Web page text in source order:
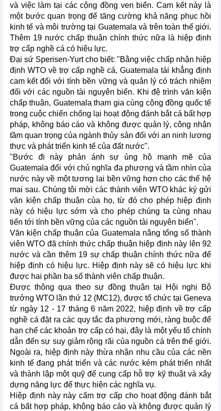
và việc làm tại các cộng đồng ven biển. Cam kết này là
một bước quan trọng để tăng cường khả năng phục hồi
kinh tế và môi trường tại Guatemala và trên toàn thế giới.
Thêm 19 nước chấp thuận chính thức nữa là hiệp định
trợ cấp nghề cá có hiệu lực.
Đại sứ Sperisen-Yurt cho biết: "Bằng việc chấp nhận hiệp
định WTO về trợ cấp nghề cá, Guatemala tái khẳng định
cam kết đối với tính bền vững và quản lý có trách nhiệm
đối với các nguồn tài nguyên biển. Khi đệ trình văn kiện
chấp thuận, Guatemala tham gia cùng cộng đồng quốc tế
trong cuộc chiến chống lại hoạt động đánh bắt cá bất hợp
pháp, không báo cáo và không được quản lý, công nhận
tầm quan trọng của ngành thủy sản đối với an ninh lương
thực và phát triển kinh tế của đất nước".
"Bước đi này phản ánh sự ủng hộ mạnh mẽ của
Guatemala đối với chủ nghĩa đa phương và tầm nhìn của
nước này về một tương lai bền vững hơn cho các thế hệ
mai sau. Chúng tôi mời các thành viên WTO khác ký gửi
văn kiện chấp thuận của họ, từ đó cho phép hiệp định
này có hiệu lực sớm và cho phép chúng ta cùng nhau
tiến tới tính bền vững của các nguồn tài nguyên biển".
Văn kiện chấp thuận của Guatemala nâng tổng số thành
viên WTO đã chính thức chấp thuận hiệp định này lên 92
nước và cần thêm 19 sự chấp thuận chính thức nữa để
hiệp định có hiệu lực. Hiệp định này sẽ có hiệu lực khi
được hai phần ba số thành viên chấp thuận.
Được thông qua theo sự đồng thuận tại Hội nghị Bộ
trưởng WTO lần thứ 12 (MC12), được tổ chức tại Geneva
từ ngày 12 - 17 tháng 6 năm 2022, hiệp định về trợ cấp
nghề cá đặt ra các quy tắc đa phương mới, ràng buộc để
hạn chế các khoản trợ cấp có hại, đây là một yếu tố chính
dẫn đến sự suy giảm rộng rãi của nguồn cá trên thế giới.
Ngoài ra, hiệp định này thừa nhận nhu cầu của các nền
kinh tế đang phát triển và các nước kém phát triển nhất
và thành lập một quỹ để cung cấp hỗ trợ kỹ thuật và xây
dựng năng lực để thực hiện các nghĩa vụ.
Hiệp định này này cấm trợ cấp cho hoạt động đánh bắt
cá bất hợp pháp, không báo cáo và không được quản lý